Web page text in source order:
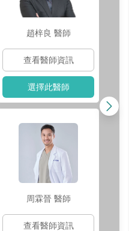
趙梓良 醫師
查看醫師資訊
選擇此醫師
周霖晉 醫師
查看醫師資訊